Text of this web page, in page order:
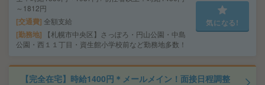
～1812円
交通費 全額支給
勤務地
【札幌市中央区】さっぽろ・円山公園・中島
公園・西１１丁目・資生館小学校前など勤務地多数！
気になる!
【完全在宅】時給1400円＊メールメイン！面接日程調整